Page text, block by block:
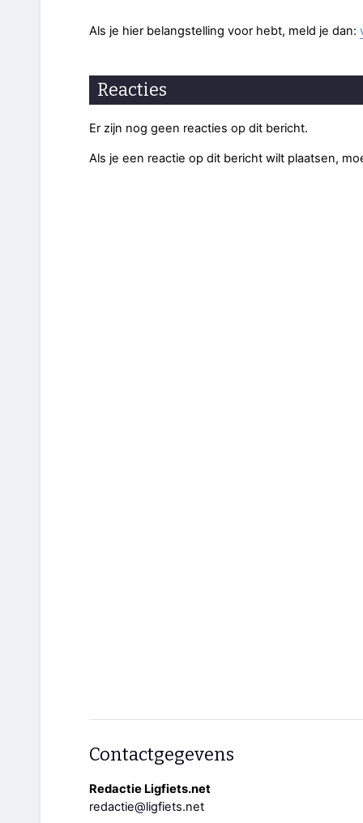
Als je hier belangstelling voor hebt, meld je dan:
Reacties
Er zijn nog geen reacties op dit bericht.
Als je een reactie op dit bericht wilt plaatsen,
Contactgegevens
Redactie Ligfiets.net
redactie@ligfiets.net